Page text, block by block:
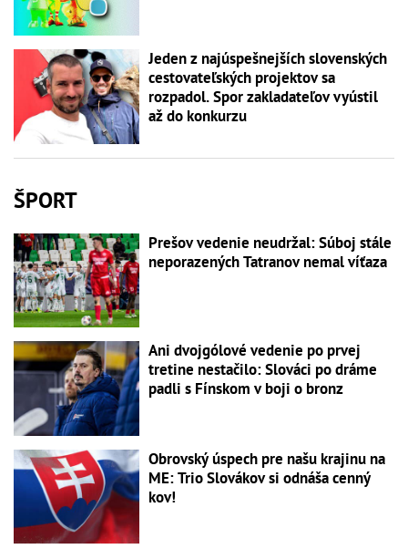
Jeden z najúspešnejších slovenských
cestovateľských projektov sa
rozpadol. Spor zakladateľov vyústil
až do konkurzu
ŠPORT
Prešov vedenie neudržal: Súboj stále
neporazených Tatranov nemal víťaza
Ani dvojgólové vedenie po prvej
tretine nestačilo: Slováci po dráme
padli s Fínskom v boji o bronz
Obrovský úspech pre našu krajinu na
ME: Trio Slovákov si odnáša cenný
kov!